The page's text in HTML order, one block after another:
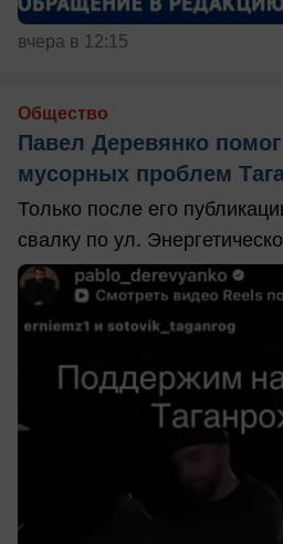
вчера в 12:15
Общество
Павел Деревянко
мусорных проблем
Только после его
свалку по ул.